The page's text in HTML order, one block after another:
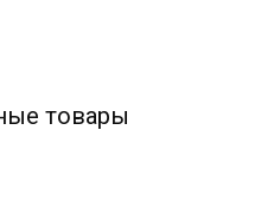
товары